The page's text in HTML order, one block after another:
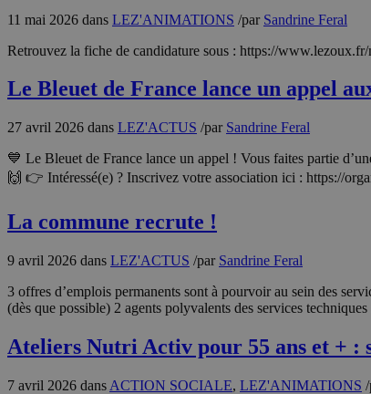
11 mai 2026 dans LEZ'ANIMATIONS /par Sandrine Feral
Retrouvez la fiche de candidature sous : https://
Le Bleuet de France lance un appel
27 avril 2026 dans LEZ'ACTUS /par Sandrine Feral
💙 Le Bleuet de France lance un appel ! Vous faites partie
🙌 👉 Intéressé(e) ? Inscrivez votre association ici : https://
La commune recrute !
9 avril 2026 dans LEZ'ACTUS /par Sandrine Feral
3 offres d’emplois permanents sont à pourvoir au sein des
(dès que possible) 2 agents polyvalents des services
Ateliers Nutri Activ pour 55 ans et + :
7 avril 2026 dans ACTION SOCIALE, LEZ'ANIMATIONS /